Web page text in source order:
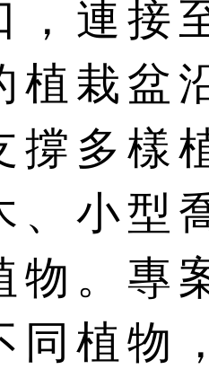
，連接
植栽盆
撐多樣
、小型
物。專
同植物